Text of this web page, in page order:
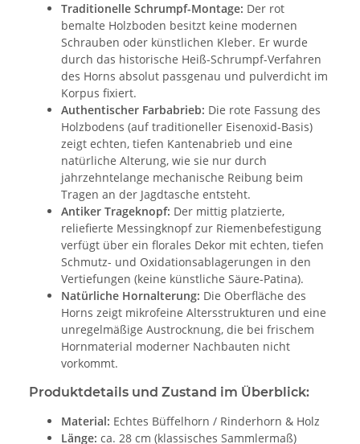
Traditionelle Schrumpf-Montage: Der rot
bemalte Holzboden besitzt keine modernen
Schrauben oder künstlichen Kleber. Er wurde
durch das historische Heiß-Schrumpf-Verfahren
des Horns absolut passgenau und pulverdicht im
Korpus fixiert.
Authentischer Farbabrieb: Die rote Fassung des
Holzbodens (auf traditioneller Eisenoxid-Basis)
zeigt echten, tiefen Kantenabrieb und eine
natürliche Alterung, wie sie nur durch
jahrzehntelange mechanische Reibung beim
Tragen an der Jagdtasche entsteht.
Antiker Trageknopf: Der mittig platzierte,
reliefierte Messingknopf zur Riemenbefestigung
verfügt über ein florales Dekor mit echten, tiefen
Schmutz- und Oxidationsablagerungen in den
Vertiefungen (keine künstliche Säure-Patina).
Natürliche Hornalterung: Die Oberfläche des
Horns zeigt mikrofeine Altersstrukturen und eine
unregelmäßige Austrocknung, die bei frischem
Hornmaterial moderner Nachbauten nicht
vorkommt.
Produktdetails und Zustand im Überblick:
Material: Echtes Büffelhorn / Rinderhorn & Holz
Länge: ca. 28 cm (klassisches Sammlermaß)